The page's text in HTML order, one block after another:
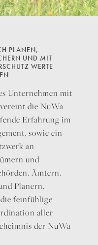
PLANEN,
UND MIT
WERTE
Unternehmen mit
die NuWa
Erfahrung im
sowie ein
an
und
Ämtern,
Planern.
feinfühlige
aller
der NuWa